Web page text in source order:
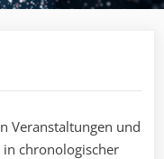
Veranstaltungen und
in chronologischer